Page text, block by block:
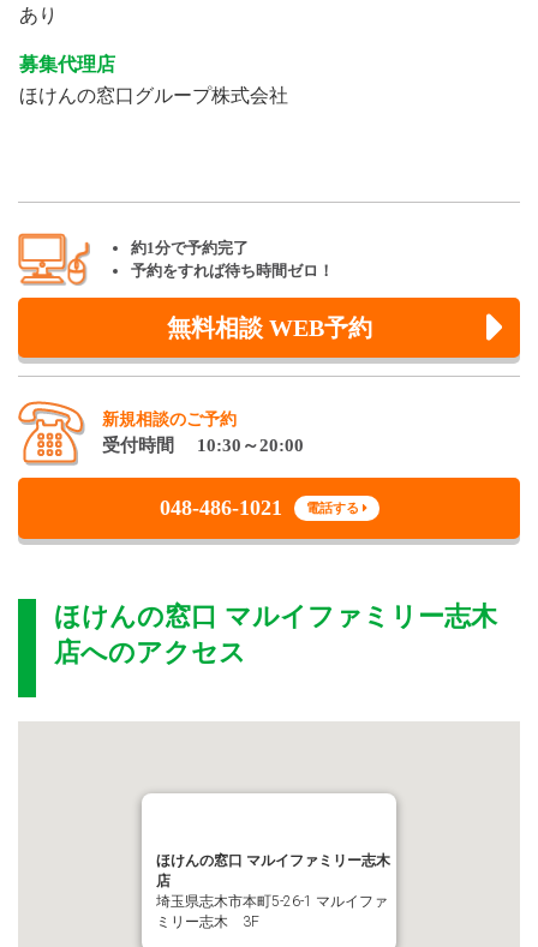
あり
募集代理店
ほけんの窓口グループ株式会社
約1分で予約完了
予約をすれば待ち時間ゼロ！
無料相談 WEB予約
新規相談のご予約
受付時間 10:30～20:00
048-486-1021 電話する
ほけんの窓口 マルイファミリー志木
店へのアクセス
ほけんの窓口 マルイファミリー志木
店
埼玉県志木市本町5-26-1 マルイファ
ミリー志木 3F